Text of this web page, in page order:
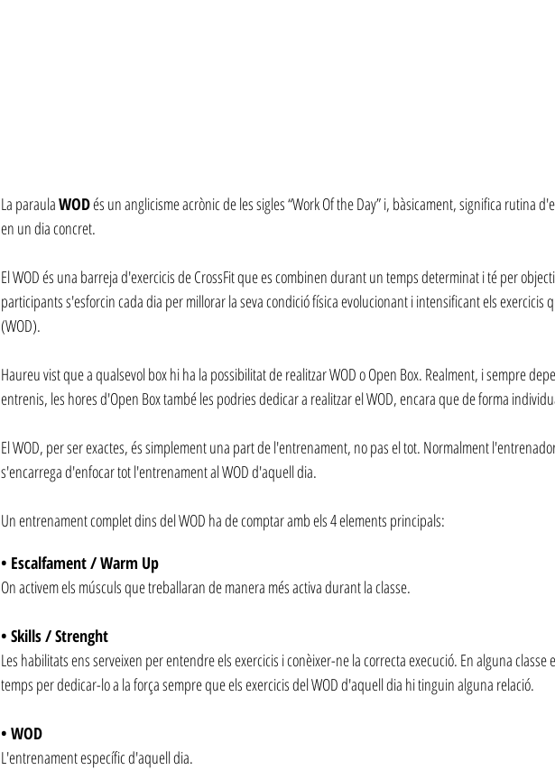
La paraula WOD és un anglicisme acrònic de les sigles “Work Of the Day” i, bàsicament, significa rutina
en un dia concret.
El WOD és una barreja d'exercicis de CrossFit que es combinen durant un temps determinat i té per
participants s'esforcin cada dia per millorar la seva condició física evolucionant i intensificant els exercicis
(WOD).
Haureu vist que a qualsevol box hi ha la possibilitat de realitzar WOD o Open Box. Realment, i sempre
entrenis, les hores d'Open Box també les podries dedicar a realitzar el WOD, encara que de forma
El WOD, per ser exactes, és simplement una part de l'entrenament, no pas el tot. Normalment
s'encarrega d'enfocar tot l'entrenament al WOD d'aquell dia.
Un entrenament complet dins del WOD ha de comptar amb els 4 elements principals:
• Escalfament / Warm Up
On activem els músculs que treballaran de manera més activa durant la classe.
• Skills / Strenght
Les habilitats ens serveixen per entendre els exercicis i conèixer-ne la correcta execució. En alguna classe
temps per dedicar-lo a la força sempre que els exercicis del WOD d'aquell dia hi tinguin alguna relació.
• WOD
L'entrenament específic d'aquell dia.